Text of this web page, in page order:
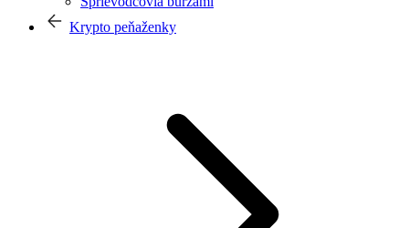
Krypto peňaženky